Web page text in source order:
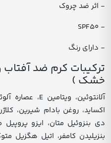
- اثر ضد چروک
- SPF۵۰
- دارای رنگ
ترکیبات کرم ضد
خشک )
اکساید، روغن بادام شیرین،
بنزیلیدن کامفر، اتیل هگزیل